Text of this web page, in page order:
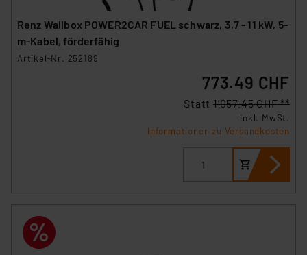
Renz Wallbox POWER2CAR FUEL schwarz, 3,7 - 11 kW, 5-
m-Kabel, förderfähig
Artikel-Nr. 252189
773.49 CHF
Statt 1’057.45 CHF **
inkl. MwSt.
Informationen zu Versandkosten